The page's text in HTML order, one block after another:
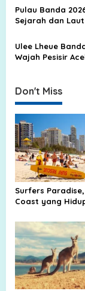
t
o
Menoleh
Pulau Banda
Sejarah dan
Ulee Lheue
Wajah Pesisir
Don't Miss
Surfers
Coast yang